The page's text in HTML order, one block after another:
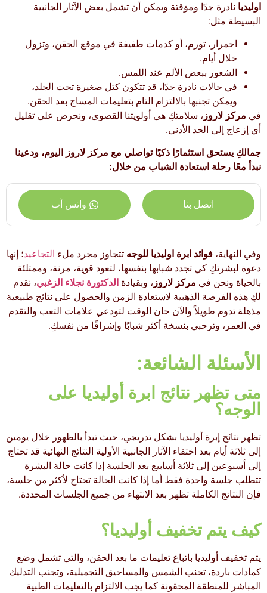
اوليديا نادرة جدًا ومؤقتة ويمكن أن تشمل بعض الآثار الجانبية
البسيطة مثل:
احمرار، تورم، أو كدمات طفيفة في موقع الحقن، وتزول
خلال أيام.
الشعور ببعض الألم عند اللمس.
في حالات نادرة جدًا، قد تتكون كتل صغيرة تحت الجلد،
ويمكن تجنبها بالالتزام التام بتعليمات المساج بعد الحقن.
في مركز لاروز ، سلامتكِ هي أولويتنا القصوى، ونحرص على تقليل
أي إزعاج إلى الحد الأدنى.
جمالكِ يستحق استثمارًا ذكيًا تواصلي مع مركز لاروز اليوم، ودعينا
نبدأ معًا رحلة استعادة الشباب من خلال:
اتصل بنا واتس آب
وفي النهاية، فوائد ابرة اوليديا للوجه تتجاوز مجرد ملء التجاعيد؛ إنها
دعوة لبشرتكِ كي تجدد شبابها بنفسها، لتعود قوية، مرنة، وممتلئة
بالحياة ونحن في مركز لاروز ، وبقيادة الدكتورة نجلاء الزغبي، نقدم
لكِ هذه الفرصة الذهبية لاستعادة الزمن والحصول على نتائج طبيعية
مذهلة تدوم طويلاً والآن حان الوقت لتودعي علامات التعب والتقدم
في العمر، وترحبي بنسخة أكثر شبابًا وإشراقًا من نفسكِ.
الأسئلة الشائعة:
متى تظهر نتائج ابرة أوليديا على
الوجه؟
تظهر نتائج إبرة أوليديا بشكل تدريجي، حيث تبدأ بالظهور خلال يومين
إلى ثلاثة أيام بعد اختفاء الآثار الجانبية الأولية النتائج النهائية قد تحتاج
إلى أسبوعين إلى ثلاثة أسابيع بعد الجلسة إذا كانت حالة البشرة
تتطلب جلسة واحدة فقط أما إذا كانت الحالة تحتاج لأكثر من جلسة،
فإن النتائج الكاملة تظهر بعد الانتهاء من جميع الجلسات المحددة.
كيف يتم تخفيف أوليديا؟
يتم تخفيف أوليديا باتباع تعليمات ما بعد الحقن، والتي تشمل وضع
كمادات باردة، تجنب الشمس والمساحيق التجميلية، وتجنب التدليك
المباشر للمنطقة المحقونة كما يجب الالتزام بالتعليمات الطبية